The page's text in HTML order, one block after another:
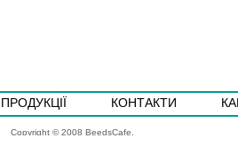
КОНТАКТИ
Copyright © 2008 BeedsCafe.